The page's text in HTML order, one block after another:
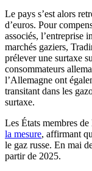
Le pays s’est alors
d’euros. Pour
associés, l’entreprise
marchés gaziers,
prélever une surtaxe
consommateurs
l’Allemagne ont
transitant dans les
surtaxe.
Les États membres
la mesure, affirmant
le gaz russe. En mai
partir de 2025.